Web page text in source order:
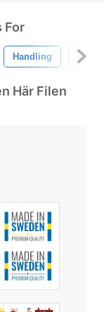
For
Handling
Här Filen